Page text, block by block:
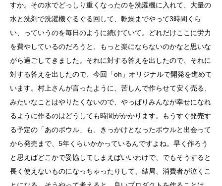
すか。その水でどっしり重くなったのを洗濯機に入れて、大量の
水と洗剤で洗濯機ぐるぐる回して、乾燥までやって3時間くら
い、っていうのを毎日のように続けていて。どれだけここに労力
を費やしているのだろうと、もっと楽にならないのかなと思いな
がら過ごしてきました。それに対する答えを出したので、それに
対する答えを出したので、今回「oh」オリジナルで開発を進めて
います。村上さんが言ったように、苦しんで作らせて安く売る、
みたいなことはやりたくないので、やっぱりみんなが幸せになれ
るように作るのはどうしても時間がかかります。もうすぐ発売す
る予定の「あのボウル」も、きっかけとなったボウルと出会って
から発売まで、5年くらいかかっているんですよね。早く作ろう
と思えばどこかで妥協してしまえばいいわけで、でもそうすると
長く使えないものになっちゃったりして、結局、消費者が泣くこ